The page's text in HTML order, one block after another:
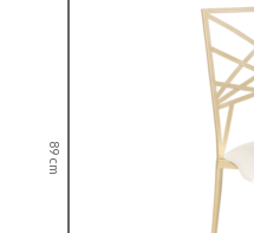
89 cm